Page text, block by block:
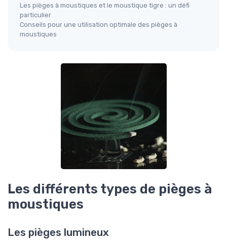
Les pièges à moustiques et le moustique tigre : un défi
particulier
Conseils pour une utilisation optimale des pièges à
moustiques
Les différents types de pièges à
moustiques
Les pièges lumineux